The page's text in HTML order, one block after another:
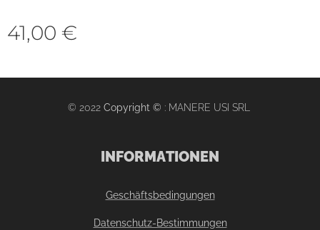
41,00 €
© 2022 Copyright © : MANERE USI SRL
INFORMATIONEN
Geschäftsbedingungen
Datenschutz-Bestimmungen